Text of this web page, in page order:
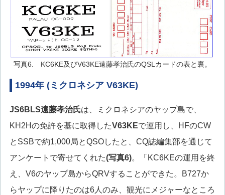
写真6. KC6KE及びV63KE遠藤孝治氏のQSLカードの表と裏。
1994年 (ミクロネシア V63KE)
JS6BLS遠藤孝治氏は、ミクロネシアのヤップ島で、
KH2Hの免許を基に取得したV63KEで運用し、HFのCW
とSSBで約1,000局とQSOしたと、CQ誌編集部を通じて
アンケートで寄せてくれた(写真6)。「KC6KEの運用を終
え、V6のヤップ島からQRVすることができた。B727か
らヤップに降りたのは6人のみ、観光にメジャーなところ